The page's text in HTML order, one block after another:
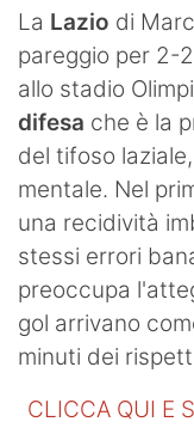
La Lazio di
pareggio per 2-
allo stadio
difesa che è la
del tifoso
mentale. Nel
una recidività
stessi errori
preoccupa
gol arrivano
minuti dei
CLICCA QUI E